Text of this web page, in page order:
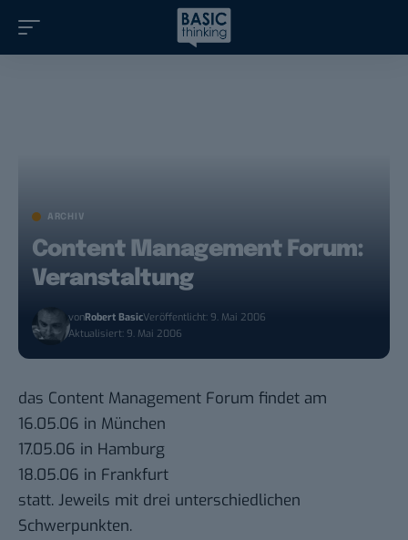
ARCHIV
Content Management Forum:
Veranstaltung
vonRobert BasicVeröffentlicht: 9. Mai 2006
Aktualisiert: 9. Mai 2006
das Content Management Forum findet am
16.05.06 in München
17.05.06 in Hamburg
18.05.06 in Frankfurt
statt. Jeweils mit drei unterschiedlichen
Schwerpunkten.